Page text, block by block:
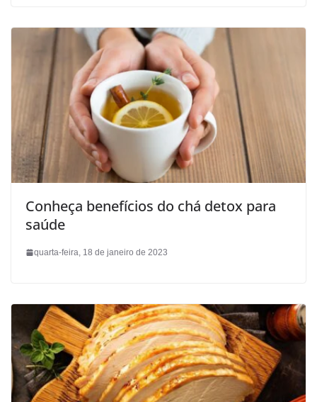
Conheça benefícios do chá detox para
saúde
quarta-feira, 18 de janeiro de 2023